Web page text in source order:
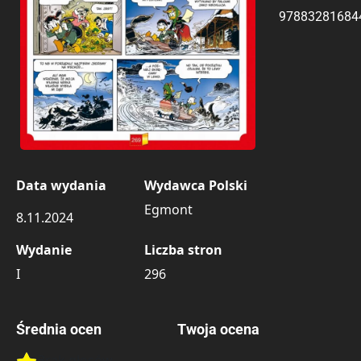
Data wydania
8.11.2024
Wydawca Polski
Egmont
Wydanie
I
Liczba stron
296
Średnia ocen Twoja ocena